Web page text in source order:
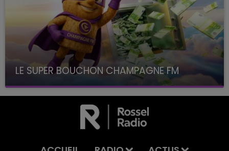
LE SUPER BOUCHON CHAMPAGNE FM
avec La Famille Champagne FM, à 8H10